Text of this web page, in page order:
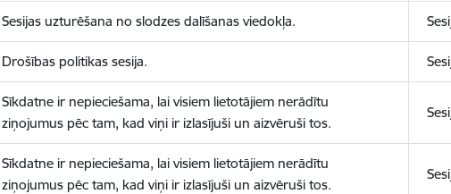
Sesijas uzturēšana no slodzes dalīšanas viedokļa.
Drošības politikas sesija.
Sīkdatne ir nepieciešama, lai visiem lietotājiem nerādītu
ziņojumus pēc tam, kad viņi ir izlasījuši un aizvēruši tos.
Sīkdatne ir nepieciešama, lai visiem lietotājiem nerādītu
ziņojumus pēc tam, kad viņi ir izlasījuši un aizvēruši tos.